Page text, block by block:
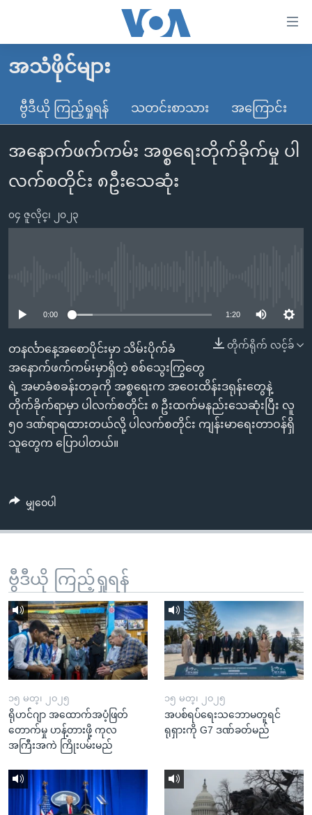
လွယ်ကူ
သည့်
များ
ပင်မ
သို့
စာမျက်နှာ
သို့
ကျော်
ကြည့်
ရန်
ရှာဖွေ
သို့
မူလစာမျက်နှာ
မြန်မာ
ကမ္ဘာ့သတင်းများ
နိုင်ငံတကာ
အမေရိကန်
အစ္စရေး-ပါလက်စတိုင်း
ဗွီဒီယို
သတင်းလွတ်လပ်ခွင့်
ရပ်ဝန်းတခု လမ်းတခု အလွန်
အင်္ဂလိပ်စာလေ့လာမယ်
ဗွီအိုအေ လူမှုကွန်ယက်များ
ဘာသာစကားများ
အသံဖိုင်များ
ဗွီဒီယို ကြည့်ရှုရန် သတင်းစာသား အကြောင်း
အနောက်ဖက်ကမ်း အစ္စရေးတိုက်ခိုက်မှု ပါ
လက်စတိုင်း ၈ဦးသေဆုံး
၀၄ ဇူလိုင္၊ ၂၀၂၃
0:00 1:20
တိုက်ရိုက် လင့်ခ်
တနင်္လာနေ့အစောပိုင်းမှာ သိမ်းပိုက်ခံ
အနောက်ဖက်ကမ်းမှာရှိတဲ့ စစ်သွေးကြွတွေ
ရဲ့ အမာခံစခန်းတခုကို အစ္စရေးက အဝေးထိန်းဒရုန်းတွေနဲ့
တိုက်ခိုက်ရာမှာ ပါလက်စတိုင်း ၈ ဦးထက်မနည်းသေဆုံးပြီး လူ
၅၀ ဒဏ်ရာရထားတယ်လို့ ပါလက်စတိုင်း ကျန်းမာရေးတာဝန်ရှိ
သူတွေက ပြောပါတယ်။
မျှဝေပါ
ဗွီဒီယို ကြည့်ရှုရန်
၁၅ မတ္၊ ၂၀၂၅
ရိုဟင်ဂျာ အထောက်အပံ့ဖြတ်
တောက်မှု ဟန့်တားဖို့ ကုလ
အကြီးအကဲ ကြိုးပမ်းမည်
၁၅ မတ္၊ ၂၀၂၅
အပစ်ရပ်ရေးသဘောမတူရင်
ရုရှားကို G7 ဒဏ်ခတ်မည်